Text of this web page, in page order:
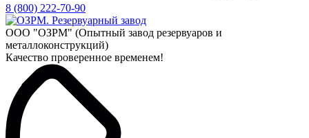
8 (800) 222-70-90
ООО "ОЗРМ" (Опытный завод резервуаров и
металлоконструкций)
Качество проверенное временем!